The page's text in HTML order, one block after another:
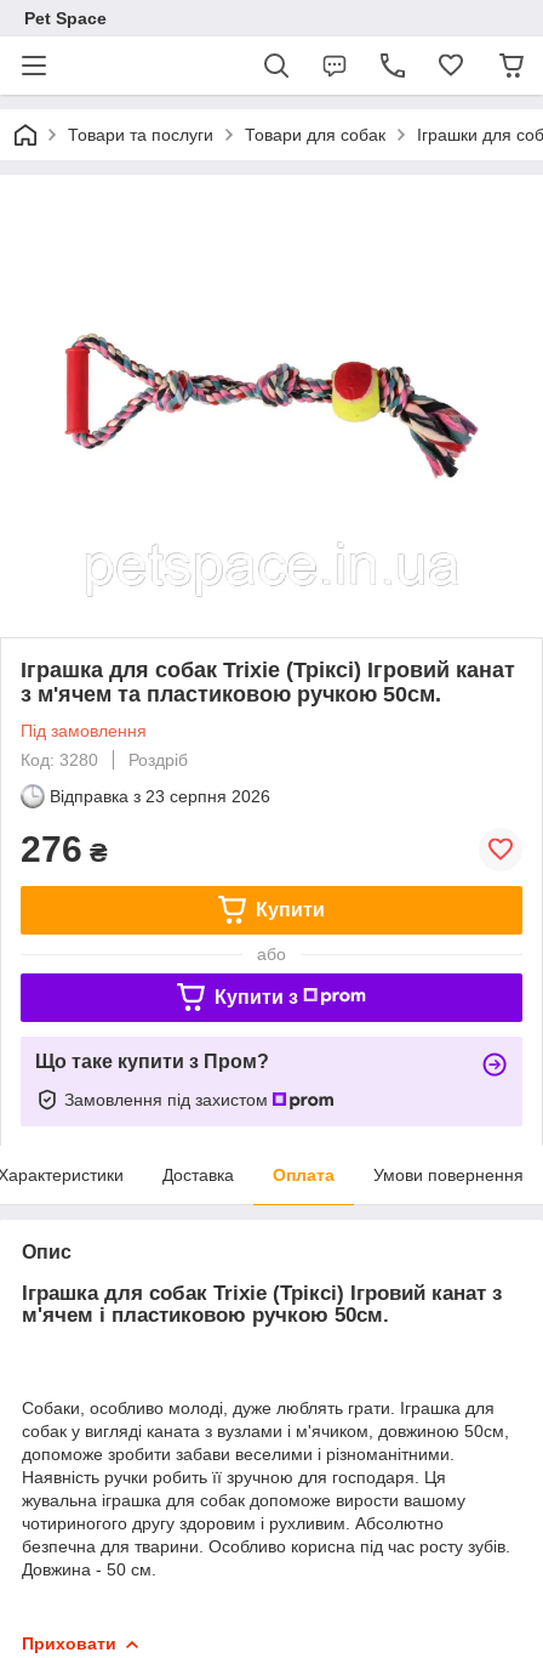
Pet Space
Товари та послуги Товари для собак Іграшки для
Іграшка для собак Trixie (Тріксі) Ігровий канат
з м'ячем та пластиковою ручкою 50см.
Під замовлення
Код: 3280
Роздріб
Відправка з 23 серпня 2026
276 ₴
Купити
або
Купити з
Що таке купити з Пром?
Замовлення під захистом
Доставка Оплата Умови повернення
Опис
Іграшка для собак Trixie (Тріксі) Ігровий канат з
м'ячем і пластиковою ручкою 50см.
Собаки, особливо молоді, дуже люблять грати. Іграшка для
собак у вигляді каната з вузлами і м'ячиком, довжиною 50см,
допоможе зробити забави веселими і різноманітними.
Наявність ручки робить її зручною для господаря. Ця
жувальна іграшка для собак допоможе вирости вашому
чотириногого другу здоровим і рухливим. Абсолютно
безпечна для тварини. Особливо корисна під час росту зубів.
Довжина - 50 см.
Приховати